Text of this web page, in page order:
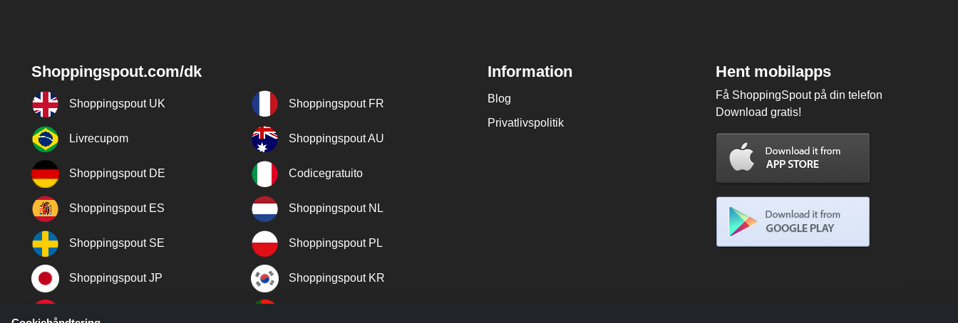
Shoppingspout.com/dk
Shoppingspout UK Shoppingspout FR
Livrecupom Shoppingspout AU
Shoppingspout DE Codicegratuito
Shoppingspout ES Shoppingspout NL
Shoppingspout SE Shoppingspout PL
Shoppingspout JP Shoppingspout KR
Information
Blog
Privatlivspolitik
Hent mobilapps
Få ShoppingSpout på din telefon
Download gratis!